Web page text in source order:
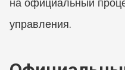
управления.